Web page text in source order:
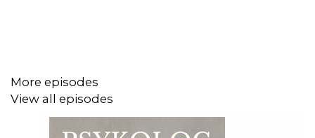
More episodes
View all episodes